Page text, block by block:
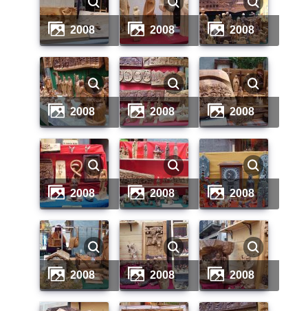
2008 2008 2008
2008 2008 2008
2008 2008 2008
2008 2008 2008